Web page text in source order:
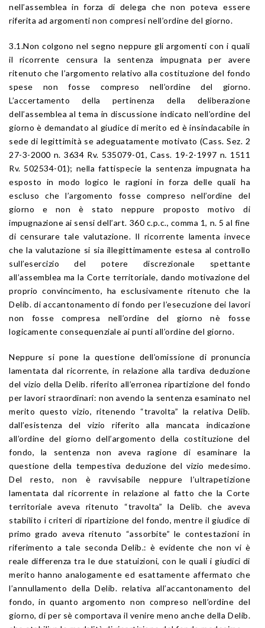
nell’assemblea in forza di delega che non poteva essere
riferita ad argomenti non compresi nell’ordine del giorno.
3.1.Non colgono nel segno neppure gli argomenti con i quali
il ricorrente censura la sentenza impugnata per avere
ritenuto che l’argomento relativo alla costituzione del fondo
spese non fosse compreso nell’ordine del giorno.
L’accertamento della pertinenza della deliberazione
dell’assemblea al tema in discussione indicato nell’ordine del
giorno è demandato al giudice di merito ed è insindacabile in
sede di legittimità se adeguatamente motivato (Cass. Sez. 2
27-3-2000 n. 3634 Rv. 535079-01, Cass. 19-2-1997 n. 1511
Rv. 502534-01); nella fattispecie la sentenza impugnata ha
esposto in modo logico le ragioni in forza delle quali ha
escluso che l’argomento fosse compreso nell’ordine del
giorno e non è stato neppure proposto motivo di
impugnazione ai sensi dell’art. 360 c.p.c., comma 1, n. 5 al fine
di censurare tale valutazione. Il ricorrente lamenta invece
che la valutazione si sia illegittimamente estesa al controllo
sull’esercizio del potere discrezionale spettante
all’assemblea ma la Corte territoriale, dando motivazione del
proprio convincimento, ha esclusivamente ritenuto che la
Delib. di accantonamento di fondo per l’esecuzione dei lavori
non fosse compresa nell’ordine del giorno nè fosse
logicamente consequenziale ai punti all’ordine del giorno.
Neppure si pone la questione dell’omissione di pronuncia
lamentata dal ricorrente, in relazione alla tardiva deduzione
del vizio della Delib. riferito all’erronea ripartizione del fondo
per lavori straordinari: non avendo la sentenza esaminato nel
merito questo vizio, ritenendo “travolta” la relativa Delib.
dall’esistenza del vizio riferito alla mancata indicazione
all’ordine del giorno dell’argomento della costituzione del
fondo, la sentenza non aveva ragione di esaminare la
questione della tempestiva deduzione del vizio medesimo.
Del resto, non è ravvisabile neppure l’ultrapetizione
lamentata dal ricorrente in relazione al fatto che la Corte
territoriale aveva ritenuto “travolta” la Delib. che aveva
stabilito i criteri di ripartizione del fondo, mentre il giudice di
primo grado aveva ritenuto “assorbite” le contestazioni in
riferimento a tale seconda Delib.: è evidente che non vi è
reale differenza tra le due statuizioni, con le quali i giudici di
merito hanno analogamente ed esattamente affermato che
l’annullamento della Delib. relativa all’accantonamento del
fondo, in quanto argomento non compreso nell’ordine del
giorno, di per sè comportava il venire meno anche della Delib.